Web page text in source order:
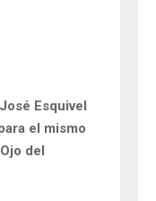
Esquivel
el mismo
del